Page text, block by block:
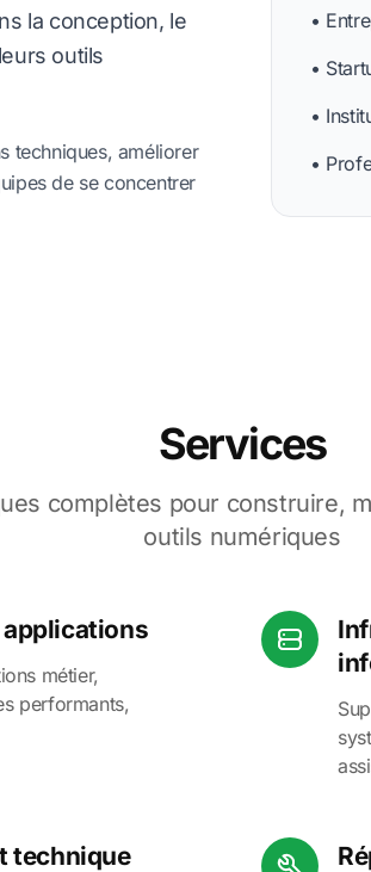
la conception, le
outils
techniques, améliorer
de se concentrer
•
•
•
•
Services
complètes pour construire,
outils numériques
applications
métier,
performants,
technique